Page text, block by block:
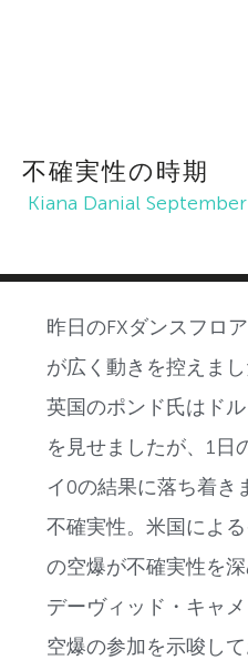
不確実性の時期
Kiana Danial
昨日のFXダンスフロ
が広く動きを控えまし
英国のポンド氏はド
を見せましたが、1日
イ0の結果に落ち着き
不確実性。米国によ
の空爆が不確実性を深
デーヴィッド・キャ
空爆の参加を示唆し